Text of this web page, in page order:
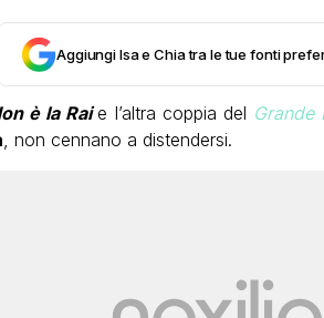
Aggiungi Isa e Chia tra le tue fonti
è la Raie l’altra coppia del Grande
, non cennano a distendersi.